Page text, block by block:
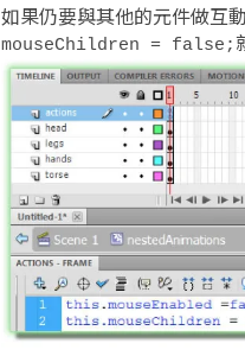
如果仍要與其他的元件做互
mouseChildren = false;